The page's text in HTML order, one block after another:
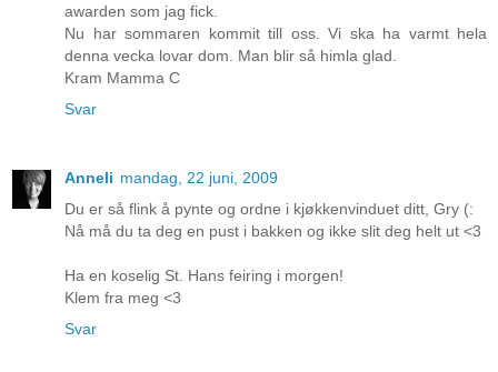
awarden som jag fick.
Nu har sommaren kommit till oss. Vi ska ha varmt hela
denna vecka lovar dom. Man blir så himla glad.
Kram Mamma C
Svar
Anneli mandag, 22 juni, 2009
Du er så flink å pynte og ordne i kjøkkenvinduet ditt, Gry (:
Nå må du ta deg en pust i bakken og ikke slit deg helt ut <3
Ha en koselig St. Hans feiring i morgen!
Klem fra meg <3
Svar